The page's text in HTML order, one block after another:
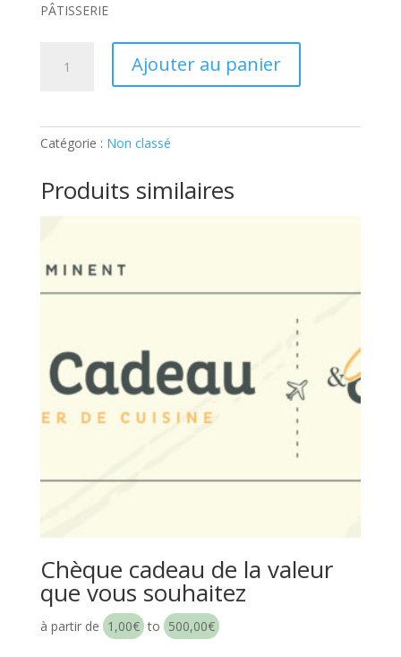
PÂTISSERIE
CHEF
CLASSIQUES
DE
Ticket
Ajouter au panier
Catégorie : Non classé
Produits similaires
Chèque cadeau de la valeur
que vous souhaitez
à partir de 1,00€ to 500,00€